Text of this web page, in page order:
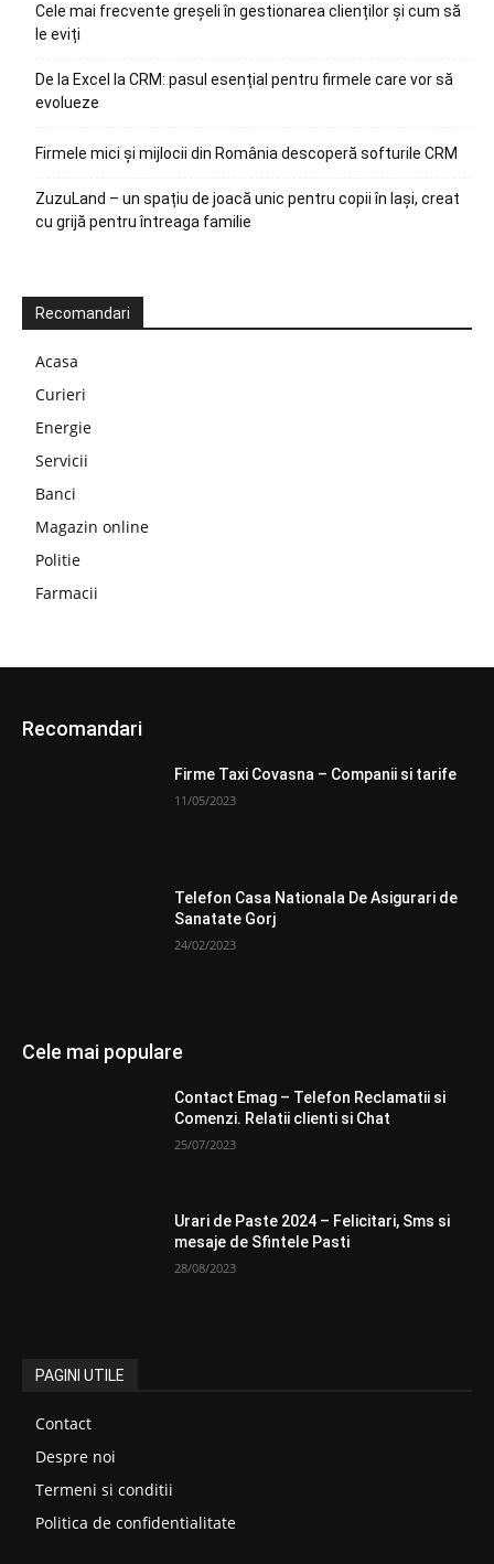
Cele mai frecvente greșeli în gestionarea clienților și cum să
le eviți
De la Excel la CRM: pasul esențial pentru firmele care vor să
evolueze
Firmele mici și mijlocii din România descoperă softurile CRM
ZuzuLand – un spațiu de joacă unic pentru copii în Iași, creat
cu grijă pentru întreaga familie
Recomandari
Acasa
Curieri
Energie
Servicii
Banci
Magazin online
Politie
Farmacii
Recomandari
Firme Taxi Covasna – Companii si tarife
11/05/2023
Telefon Casa Nationala De Asigurari de
Sanatate Gorj
24/02/2023
Cele mai populare
Contact Emag – Telefon Reclamatii si
Comenzi. Relatii clienti si Chat
25/07/2023
Urari de Paste 2024 – Felicitari, Sms si
mesaje de Sfintele Pasti
28/08/2023
PAGINI UTILE
Contact
Despre noi
Termeni si conditii
Politica de confidentialitate